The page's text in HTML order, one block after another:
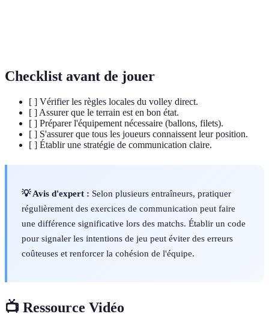
Checklist avant de jouer
[ ] Vérifier les règles locales du volley direct.
[ ] Assurer que le terrain est en bon état.
[ ] Préparer l'équipement nécessaire (ballons, filets).
[ ] S'assurer que tous les joueurs connaissent leur position.
[ ] Établir une stratégie de communication claire.
💡 Avis d'expert : Selon plusieurs entraîneurs, pratiquer
régulièrement des exercices de communication peut faire
une différence significative lors des matchs. Établir un code
pour signaler les intentions de jeu peut éviter des erreurs
coûteuses et renforcer la cohésion de l'équipe.
📺 Ressource Vidéo